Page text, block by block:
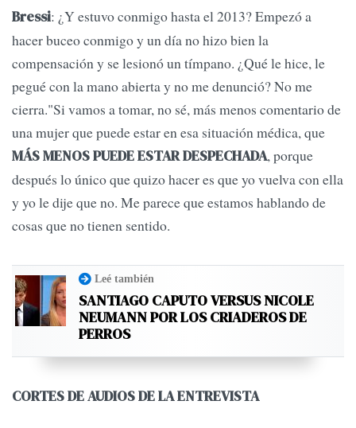
Bressi: ¿Y estuvo conmigo hasta el 2013? Empezó a
hacer buceo conmigo y un día no hizo bien la
compensación y se lesionó un tímpano. ¿Qué le hice, le
pegué con la mano abierta y no me denunció? No me
cierra."Si vamos a tomar, no sé, más menos comentario de
una mujer que puede estar en esa situación médica, que
MÁS MENOS PUEDE ESTAR DESPECHADA, porque
después lo único que quizo hacer es que yo vuelva con ella
y yo le dije que no. Me parece que estamos hablando de
cosas que no tienen sentido.
Leé también
SANTIAGO CAPUTO VERSUS NICOLE
NEUMANN POR LOS CRIADEROS DE
PERROS
CORTES DE AUDIOS DE LA ENTREVISTA